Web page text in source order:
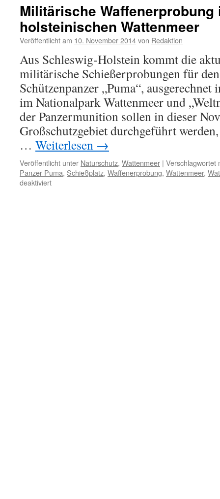
Militärische
holsteinischen Wattenmeer
Veröffentlicht am 10. November 2014von Redaktion
Aus Schleswig-Holstein kommt die
militärische Schießerprobungen für
Schützenpanzer „Puma“,
im Nationalpark Wattenmeer und
der Panzermunition sollen in dieser
Großschutzgebiet durchgeführt
… Weiterlesen →
Veröffentlicht unter Naturschutz, Wattenmeer | Verschlagwortet
Panzer Puma, Schießplatz, Waffenerprobung, Wattenmeer,
deaktiviertfür